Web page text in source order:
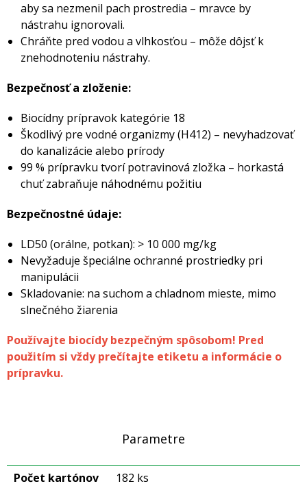
aby sa nezmenil pach prostredia – mravce by
nástrahu ignorovali.
Chráňte pred vodou a vlhkosťou – môže dôjsť k
znehodnoteniu nástrahy.
Bezpečnosť a zloženie:
Biocídny prípravok kategórie 18
Škodlivý pre vodné organizmy (H412) – nevyhadzovať
do kanalizácie alebo prírody
99 % prípravku tvorí potravinová zložka – horkastá
chuť zabraňuje náhodnému požitiu
Bezpečnostné údaje:
LD50 (orálne, potkan): > 10 000 mg/kg
Nevyžaduje špeciálne ochranné prostriedky pri
manipulácii
Skladovanie: na suchom a chladnom mieste, mimo
slnečného žiarenia
Používajte biocídy bezpečným spôsobom! Pred
použitím si vždy prečítajte etiketu a informácie o
prípravku.
Parametre
Počet kartónov
182 ks